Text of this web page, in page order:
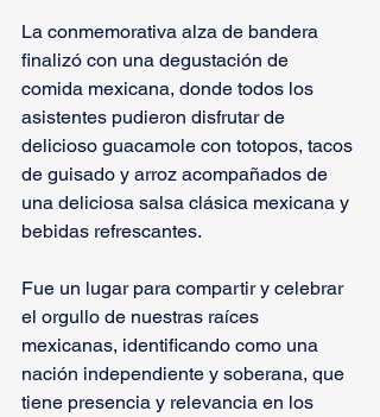
La conmemorativa alza de bandera
finalizó con una degustación de
comida mexicana, donde todos los
asistentes pudieron disfrutar de
delicioso guacamole con totopos, tacos
de guisado y arroz acompañados de
una deliciosa salsa clásica mexicana y
bebidas refrescantes.
Fue un lugar para compartir y celebrar
el orgullo de nuestras raíces
mexicanas, identificando como una
nación independiente y soberana, que
tiene presencia y relevancia en los